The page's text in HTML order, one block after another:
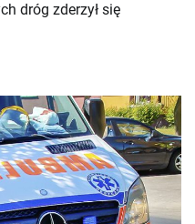
dróg zderzył się